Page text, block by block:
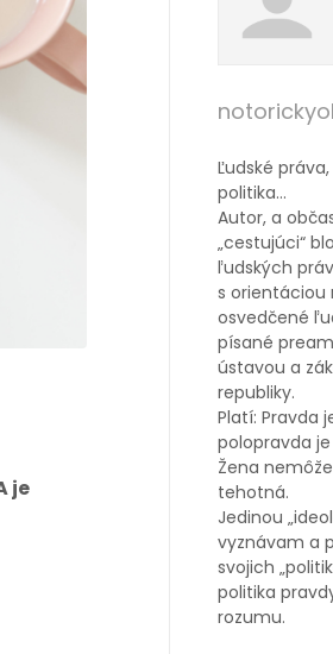
je
Ľudské
politika…
Autor, a
„cestujúci“
ľudských
s orientáciou
osvedčené
písané
ústavou a
republiky.
Platí: Pravda
polopravda je
Žena
tehotná.
Jedinou
vyznávam a
svojich
politika
rozumu.